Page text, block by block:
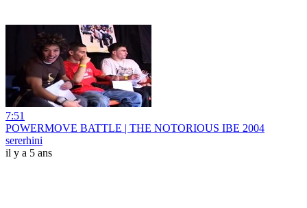
7:51
POWERMOVE BATTLE | THE NOTORIOUS IBE 2004
sererhini
il y a 5 ans